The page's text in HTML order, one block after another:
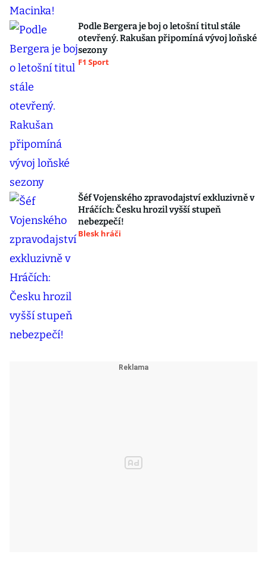
Podle Bergera je boj o letošní titul stále
otevřený. Rakušan připomíná vývoj loňské
sezony
F1 Sport
Šéf Vojenského zpravodajství exkluzivně v
Hráčích: Česku hrozil vyšší stupeň
nebezpečí!
Blesk hráči